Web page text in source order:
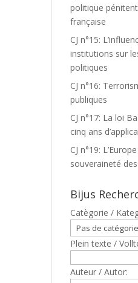
politique
française
CJ n°15:
institutions sur
politiques
CJ n°16:
publiques
CJ n°17: La loi
cinq ans
CJ n°19:
souveraineté
Bijus
Catègorie /
Plein texte /
Auteur / Autor: